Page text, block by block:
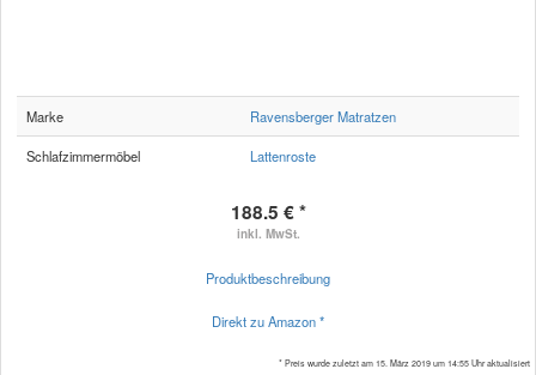
Marke Ravensberger Matratzen
Schlafzimmermöbel Lattenroste
188.5 € *
inkl. MwSt.
Produktbeschreibung
Direkt zu Amazon *
* Preis wurde zuletzt am 15. März 2019 um 14:55 Uhr aktualisiert